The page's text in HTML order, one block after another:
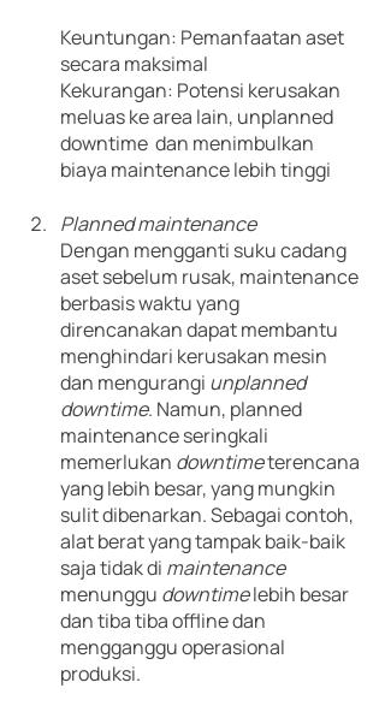
Keuntungan: Pemanfaatan aset
secara maksimal
Kekurangan: Potensi kerusakan
meluas ke area lain, unplanned
downtime  dan menimbulkan
biaya maintenance lebih tinggi
Planned maintenance
Dengan mengganti suku cadang
aset sebelum rusak, maintenance
berbasis waktu yang
direncanakan dapat membantu
menghindari kerusakan mesin
dan mengurangi unplanned
downtime. Namun, planned
maintenance seringkali
memerlukan downtime terencana
yang lebih besar, yang mungkin
sulit dibenarkan. Sebagai contoh,
alat berat yang tampak baik-baik
saja tidak di maintenance
menunggu downtime lebih besar
dan tiba tiba offline dan
mengganggu operasional
produksi.